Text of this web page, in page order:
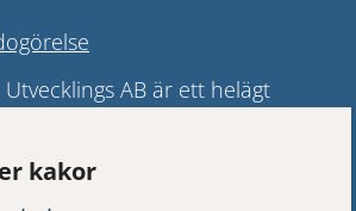
kakor
AB är ett helägt
i Södra Munksjöområdet.
ansvar för frågorna inom